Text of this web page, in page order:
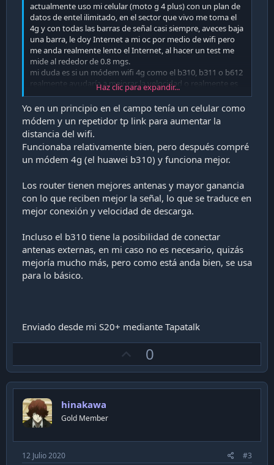
actualmente uso mi celular (moto g 4 plus) con un plan de
datos de entel ilimitado, en el sector que vivo me toma el
4g y con todas las barras de señal casi siempre, aveces baja
una barra, le doy Internet a mi oc por medio de wifi pero
me anda realmente lento el Internet, al hacer un test me
mide al rededor de 0.8 mgs.
mi duda es si un módem wifi 4g como el b310, b311 o b612
realmente ayudaría a mejorar la velocidad o realmente es
así el Internet de mi plan, si alguien sabe por favor
orienteme ya que un módem de esos sale al rededor de 70
lucas que en estos tiempos de pandemia no es menor el
gasto.
Haz clic para expandir...
Yo en un principio en el campo tenía un celular como
módem y un repetidor tp link para aumentar la
distancia del wifi.
Funcionaba relativamente bien, pero después compré
un módem 4g (el huawei b310) y funciona mejor.
Los router tienen mejores antenas y mayor ganancia
con lo que reciben mejor la señal, lo que se traduce en
mejor conexión y velocidad de descarga.
Incluso el b310 tiene la posibilidad de conectar
antenas externas, en mi caso no es necesario, quizás
mejoría mucho más, pero como está anda bien, se usa
para lo básico.
Enviado desde mi S20+ mediante Tapatalk
p
v
0
hinakawa
Gold Member
12 Julio 2020 #3